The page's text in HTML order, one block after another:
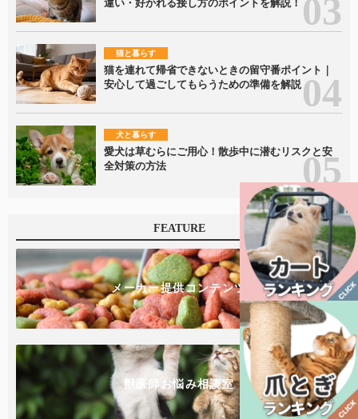
違い・好かれる接し方のポイントを解説！
猫と暮らす
猫を連れて帰省できないときの留守番ポイント｜
安心して過ごしてもらうための準備を解説
犬と暮らす
愛犬は草むらにご用心！散歩中に潜むリスクと安
全対策の方法
FEATURE
メーカー提供コンテンツ
獣医師お悩み相談室